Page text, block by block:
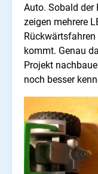
Auto. Sobald der
zeigen mehrere
Rückwärtsfahren
kommt. Genau
Projekt
noch besser